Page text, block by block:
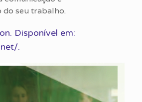
do seu trabalho.
Disponível em:
.